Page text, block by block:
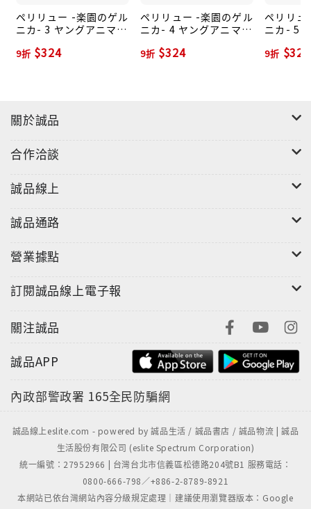
ペリリュー -楽園のゲル
ニカ- 3 ヤングアニマル
9折 $324
ペリリュー -楽園のゲル
ニカ- 4 ヤングアニマル
9折 $324
ペリリュ
ニカ- 5
9折 $324
關於誠品
合作洽談
誠品線上
誠品通路
營業據點
訂閱誠品線上電子報
關注誠品
誠品APP
內政部警政署 165全民防騙網
誠品線上eslite.com - powered by 誠品生活 / 誠品書店 / 誠品物流 | 誠品
生活股份有限公司 (eslite Spectrum Corporation)
統一編號：27952966 | 台灣台北市信義區松德路204號B1 服務電話：
0800-666-798／+886-2-8789-8921
本網站已依台灣網站內容分級規定處理｜建議使用瀏覽器版本：Google